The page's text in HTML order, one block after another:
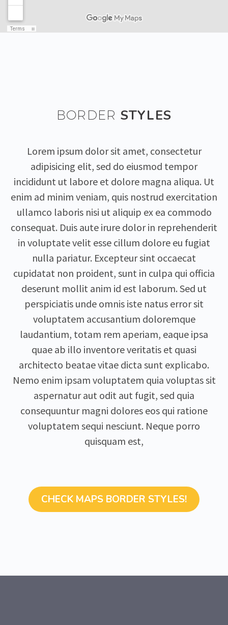
BORDER STYLES
Lorem ipsum dolor sit amet, consectetur
adipisicing elit, sed do eiusmod tempor
incididunt ut labore et dolore magna aliqua. Ut
enim ad minim veniam, quis nostrud exercitation
ullamco laboris nisi ut aliquip ex ea commodo
consequat. Duis aute irure dolor in reprehenderit
in voluptate velit esse cillum dolore eu fugiat
nulla pariatur. Excepteur sint occaecat
cupidatat non proident, sunt in culpa qui officia
deserunt mollit anim id est laborum. Sed ut
perspiciatis unde omnis iste natus error sit
voluptatem accusantium doloremque
laudantium, totam rem aperiam, eaque ipsa
quae ab illo inventore veritatis et quasi
architecto beatae vitae dicta sunt explicabo.
Nemo enim ipsam voluptatem quia voluptas sit
aspernatur aut odit aut fugit, sed quia
consequuntur magni dolores eos qui ratione
voluptatem sequi nesciunt. Neque porro
quisquam est,
CHECK MAPS BORDER STYLES!